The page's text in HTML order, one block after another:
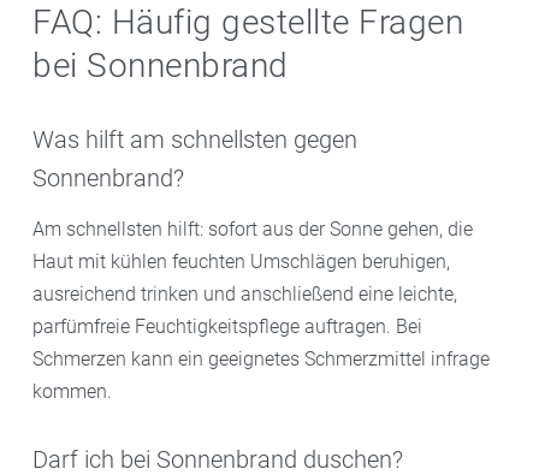
FAQ: Häufig gestellte Fragen
bei Sonnenbrand
Was hilft am schnellsten gegen
Sonnenbrand?
Am schnellsten hilft: sofort aus der Sonne gehen, die
Haut mit kühlen feuchten Umschlägen beruhigen,
ausreichend trinken und anschließend eine leichte,
parfümfreie Feuchtigkeitspflege auftragen. Bei
Schmerzen kann ein geeignetes Schmerzmittel infrage
kommen.
Darf ich bei Sonnenbrand duschen?